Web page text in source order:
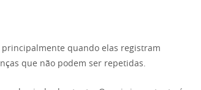
quando elas registram
que não podem ser repetidas.